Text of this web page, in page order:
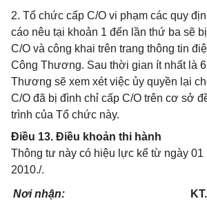
2. Tổ chức cấp C/O vi phạm các quy
cáo nêu tại khoản 1 đến lần thứ ba sẽ
C/O và công khai trên trang thông tin
Công Thương. Sau thời gian ít nhất là
Thương sẽ xem xét việc ủy quyền lại
C/O đã bị đình chỉ cấp C/O trên cơ sở
trình của Tổ chức này.
Điều 13. Điều khoản thi hành
Thông tư này có hiệu lực kể từ ngày
2010./.
Nơi nhận: